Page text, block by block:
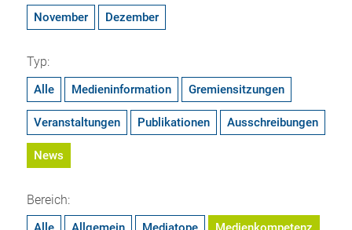
November Dezember
Typ:
Alle Medieninformation Gremiensitzungen
Veranstaltungen Publikationen Ausschreibungen
News
Bereich: